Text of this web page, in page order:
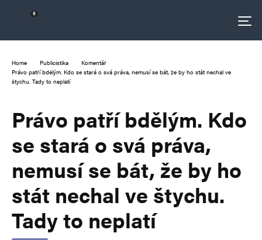
Home Publicistika
Komentář
Právo patří bdělým. Kdo se stará o svá práva, nemusí se bát, že by ho stát nechal ve
štychu. Tady to neplatí
Právo patří bdělým. Kdo
se stará o svá práva,
nemusí se bát, že by ho
stát nechal ve štychu.
Tady to neplatí